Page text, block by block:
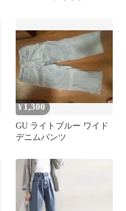
¥ 1,300
GU ライトブルー ワイド
デニムパンツ